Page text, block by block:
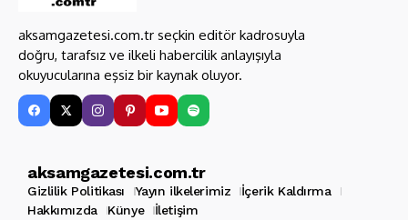
aksamgazetesi.com.tr seçkin editör kadrosuyla
doğru, tarafsız ve ilkeli habercilik anlayışıyla
okuyucularına eşsiz bir kaynak oluyor.
aksamgazetesi.com.tr
Gizlilik Politikası Yayın ilkelerimiz
İçerik Kaldırma
Hakkımızda
Künye İletişim